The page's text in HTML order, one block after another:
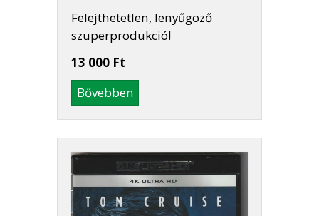
Felejthetetlen, lenyűgöző
szuperprodukció!
13 000 Ft
Bővebben